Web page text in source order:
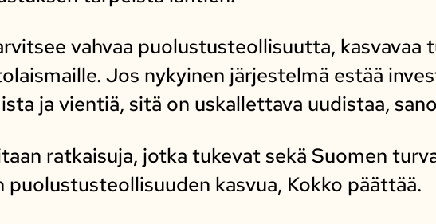
vahvaa puolustusteollisuutta,
Jos nykyinen järjestelmä estää
ja vientiä, sitä on uskallettava uudistaa,
ratkaisuja, jotka tukevat sekä Suomen
puolustusteollisuuden kasvua, Kokko päättää.